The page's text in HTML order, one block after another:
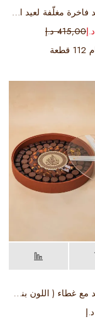
صينية جلد فاخرة مغلّفة لعيد الأضحى (باللون الأخضر)
415,00 د.إ
د.إ
صينية جلد مع غطاء ( اللون بني )
د.إ